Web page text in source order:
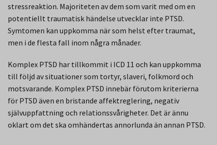
stressreaktion. Majoriteten av dem som varit med om en
potentiellt traumatisk händelse utvecklar inte PTSD.
Symtomen kan uppkomma när som helst efter traumat,
men i de flesta fall inom några månader.
Komplex PTSD har tillkommit i ICD 11 och kan uppkomma
till följd av situationer som tortyr, slaveri, folkmord och
motsvarande. Komplex PTSD innebär förutom kriterierna
för PTSD även en bristande affektreglering, negativ
självuppfattning och relationssvårigheter. Det är ännu
oklart om det ska omhändertas annorlunda än annan PTSD.